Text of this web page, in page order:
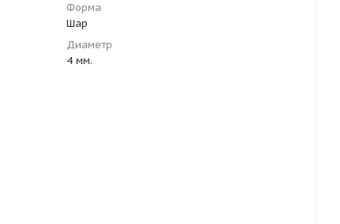
Форма
Шар
Диаметр
4 мм.